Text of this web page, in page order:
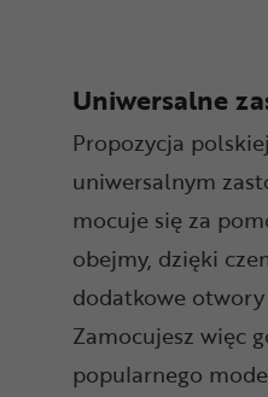
Uniwersalne
Propozycja
uniwersalnym
mocuje się za
obejmy, dzięki
dodatkowe
Zamocujesz więc
popularnego